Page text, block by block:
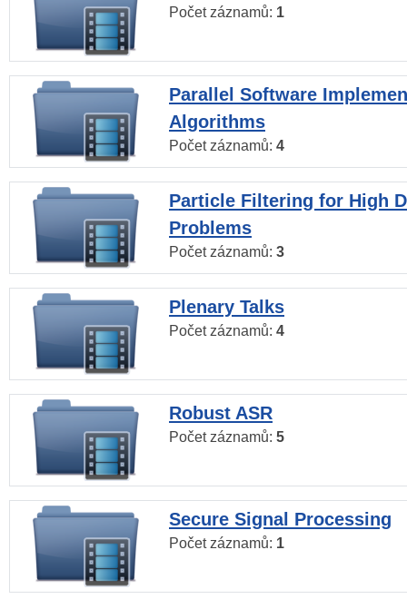
Počet záznamů: 1
Parallel Software
Algorithms
Počet záznamů: 4
Particle Filtering for High
Problems
Počet záznamů: 3
Plenary Talks
Počet záznamů: 4
Robust ASR
Počet záznamů: 5
Secure Signal Processing
Počet záznamů: 1